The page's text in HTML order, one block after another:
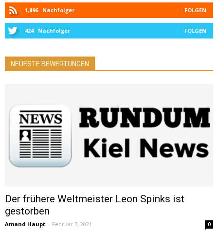
1,896 Nachfolger FOLGEN
424 Nachfolger FOLGEN
NEUESTE BEWERTUNGEN
Der frühere Weltmeister Leon Spinks ist
gestorben
Amand Haupt - Februar 7, 2021 0